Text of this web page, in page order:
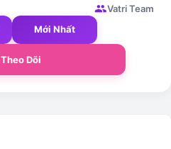
groupVatri Team
Mới Nhất
Theo Dõi